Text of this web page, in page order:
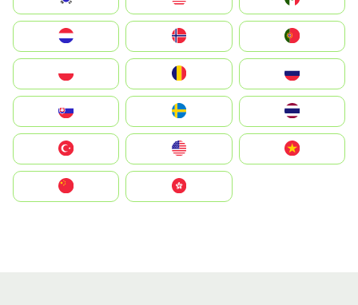
United States
中國香港特別行政區